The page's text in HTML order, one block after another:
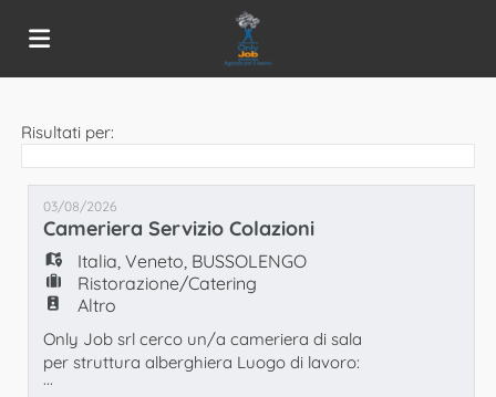
Offerte
di
lavoro
Carica
ilLogin
Risultati per:
03/08/2026
Cameriera Servizio Colazioni
Italia,Veneto, BUSSOLENGO
Ristorazione/Catering
Altro
Only Job srl cerco un/a cameriera di sala
per struttura alberghiera Luogo di lavoro:
Bussolengo (VR) Si richiede: - disponibilità a
...